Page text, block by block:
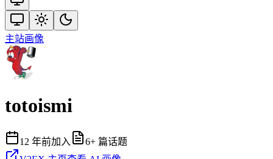
主站画像
totoismi
12 年前加入 6+ 篇话题